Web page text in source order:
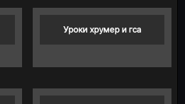
Уроки хрумер и гса